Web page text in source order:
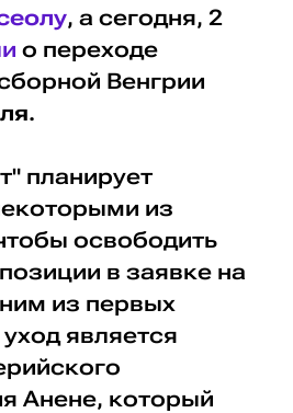
, а сегодня, 2
о переходе
Венгрии
.
планирует
из
освободить
в заявке на
из первых
является
Анене, который